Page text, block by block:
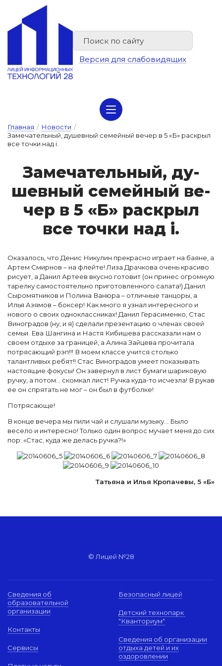
Версия для слабовидящих
Главная / Новости /
Замечательный, душевный семейный вечер в 5 «Б» раскрыл
все точки над i.
За­ме­ча­тель­ный, ду­
шев­ный се­мей­ный ве­
чер в 5 «Б» рас­крыл
все точ­ки над i.
Оказалось, что Денис Никулин прекрасно играет на баяне, а
Артем Смирнов – на флейте! Лиза Драчкова очень красиво
рисует, а Данил Артеев вкусно готовит (он принес огромную
тарелку самостоятельно приготовленного салата!) Данил
Сыромятников и Полина Ванюра – отличные танцоры, а
Илья Азямов – боксер! Как много я узнал интересного и
нового о своих одноклассниках! Данил Герасименко, Стас
Виноградов (ну, и я) сделали презентацию о членах своей
семьи. Ева Шангина и Настя Кибишева рассказали нам о
своем отдыхе за границей, а Алина Зайцева прочитала
потрясающий рэп!!! В моем классе учится столько
талантливых ребят!! Стас Виноградов умеет показывать
настоящие фокусы! Он завернул в лист бумаги шариковую
ручку, а потом... скомкал лист! Ручка куда-то исчезла! В рукав
ее он спрятать не мог – он был в футболке!
Потрясающе!
В конце вечера мы пили чай и слушали музыку... Было
весело и интересно! Только один вопрос мучает меня до сих
пор: «Стас, куда же делась ручка?!»
Татьяна и Илья Кропачевы, 5 «Б»
© Лицей №28
Сведения об
образовательной
организации
Контакты
Сервисы
Безопасный лицей
Детский технопарк
"Кванториум"
Сведения об организации
отдыха детей и их
оздоровлении